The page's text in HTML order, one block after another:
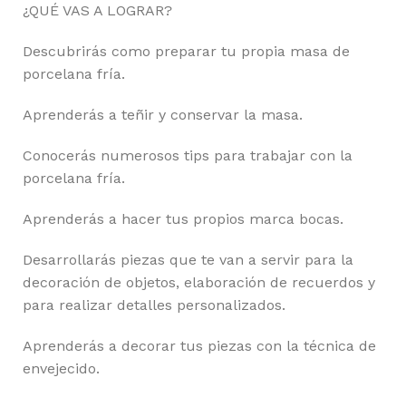
¿QUÉ VAS A LOGRAR?
Descubrirás como preparar tu propia masa de
porcelana fría.
Aprenderás a teñir y conservar la masa.
Conocerás numerosos tips para trabajar con la
porcelana fría.
Aprenderás a hacer tus propios marca bocas.
Desarrollarás piezas que te van a servir para la
decoración de objetos, elaboración de recuerdos y
para realizar detalles personalizados.
Aprenderás a decorar tus piezas con la técnica de
envejecido.